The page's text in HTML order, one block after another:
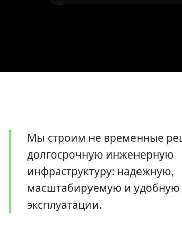
Мы строим не временные
долгосрочную инженерную
инфраструктуру: надежную,
масштабируемую и удобную
эксплуатации.